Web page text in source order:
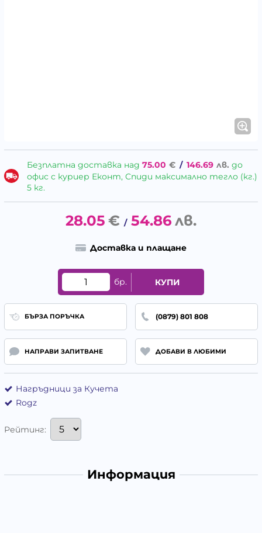
Безплатна доставка над 75.00 € / 146.69 лв. до
офис с куриер Еконт, Спиди максимално тегло (кг.)
5 кг.
28.05 € / 54.86 лв.
Доставка и плащане
бр. КУПИ
БЪРЗА ПОРЪЧКА (0879) 801 808
НАПРАВИ ЗАПИТВАНЕ ДОБАВИ В ЛЮБИМИ
Нагръдници за Кучета
Rogz
Рейтинг:
Информация